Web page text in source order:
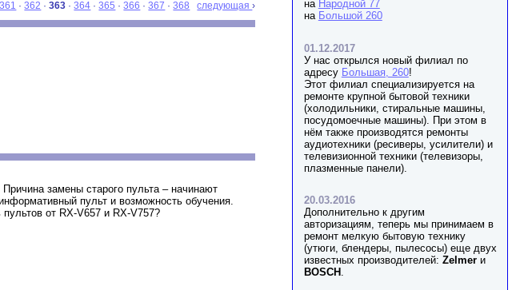
361 ·362 ·363 ·364 ·365 ·366 ·367 ·368 следующая›
замены старого пульта – начинают
пульт и возможность обучения.
от RX-V657 и RX-V757?
на Народной 77
на Большой 260
01.12.2017
У нас открылся новый филиал по
адресу Большая, 260!
Этот филиал специализируется на
ремонте крупной бытовой техники
(холодильники, стиральные машины,
посудомоечные машины). При этом в
нём также производятся ремонты
аудиотехники (ресиверы, усилители) и
телевизионной техники (телевизоры,
плазменные панели).
20.03.2016
Дополнительно к другим
авторизациям, теперь мы принимаем в
ремонт мелкую бытовую технику
(утюги, блендеры, пылесосы) еще двух
известных производителей: Zelmerи
BOSCH .